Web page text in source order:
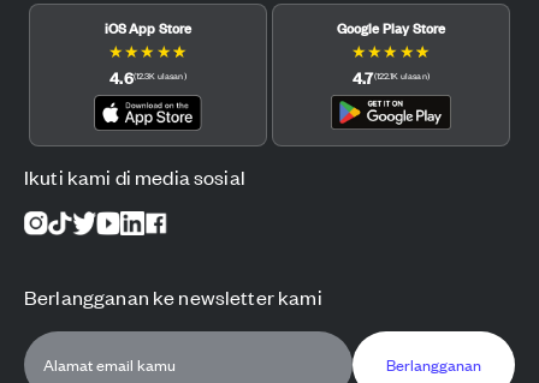
iOS App Store
★★★ ★★
4.6(12.3K ulasan)
Google Play Store
★★★ ★★
4.7(122.1K ulasan)
Ikuti kami di media sosial
Berlangganan ke newsletter kami
Berlangganan